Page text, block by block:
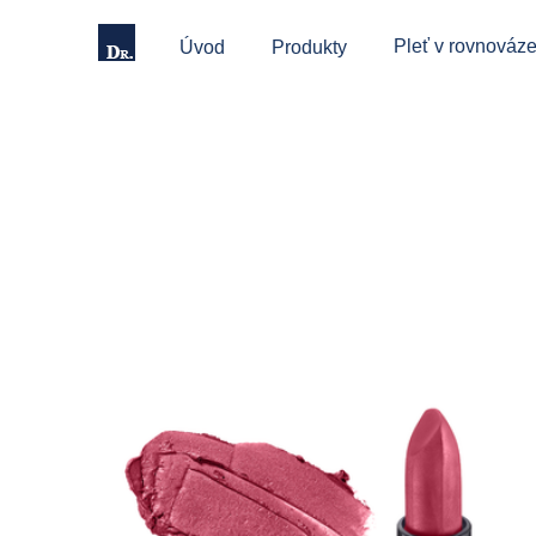
Úvod Produkty Pleť v